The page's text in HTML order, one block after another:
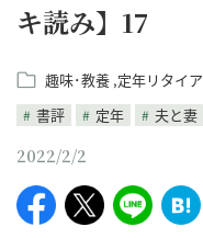
キ読み】17
趣味･教養 定年リタイア
書評
定年 夫と妻
2022/2/2